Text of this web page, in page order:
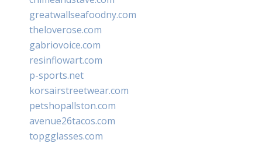
greatwallseafoodny.com
theloverose.com
gabriovoice.com
resinflowart.com
p-sports.net
korsairstreetwear.com
petshopallston.com
avenue26tacos.com
topgglasses.com